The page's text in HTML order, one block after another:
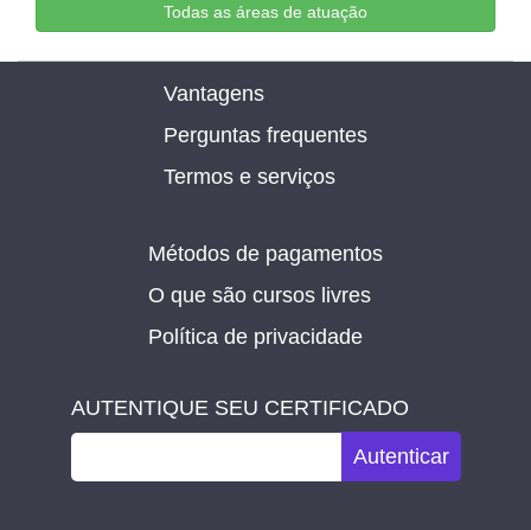
Todas as áreas de atuação
Vantagens
Perguntas frequentes
Termos e serviços
Métodos de pagamentos
O que são cursos livres
Política de privacidade
AUTENTIQUE SEU CERTIFICADO
Autenticar